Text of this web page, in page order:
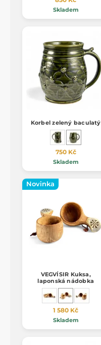
Skladem
Korbel zelený baculatý
750 Kč
Skladem
Novinka
VEGVÍSIR Kuksa,
laponská nádobka
1 580 Kč
Skladem